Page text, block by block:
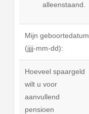
alleenstaand.
Mijn geboortedatum
(jjjj-mm-dd):
Hoeveel spaargeld
wilt u voor
aanvullend
pensioen